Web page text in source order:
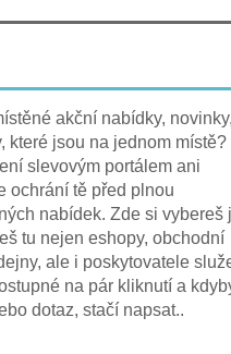
akční nabídky, novinky,
které jsou na jednom místě?
slevovým portálem ani
ochrání tě před plnou
nabídek. Zde si vybereš
tu nejen eshopy, obchodní
ale i poskytovatele
na pár kliknutí a
dotaz, stačí napsat..